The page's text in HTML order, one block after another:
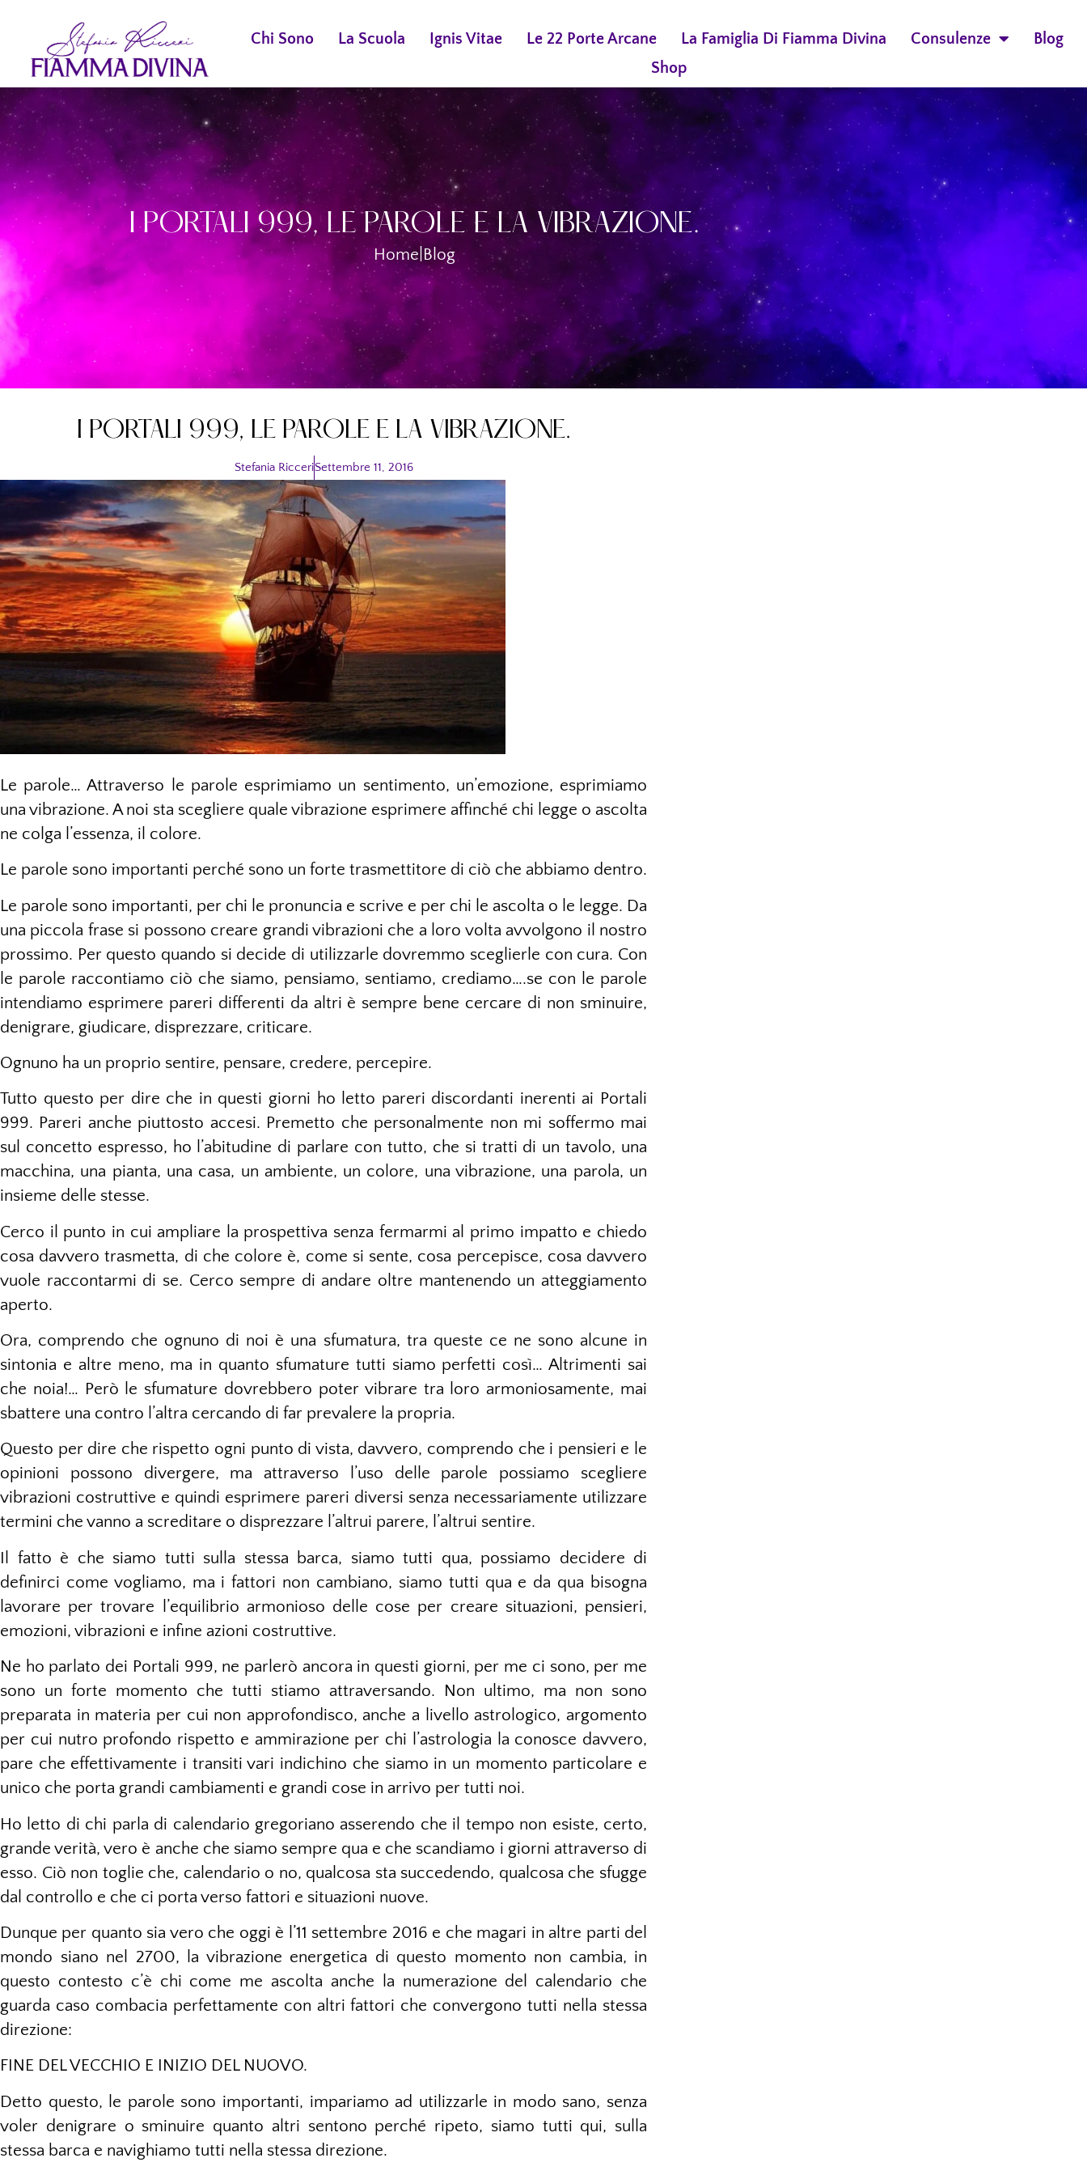
Chi Sono La Scuola Ignis Vitae Le 22 Porte Arcane La Famiglia Di Fiamma Divina Consulenze
Blog
Shop
I PORTALI 999, LE PAROLE E LA VIBRAZIONE.
Home Blog
I PORTALI 999, LE PAROLE E LA VIBRAZIONE.
Stefania RicceriSettembre 11, 2016
Le parole… Attraverso le parole esprimiamo un sentimento, un’emozione, esprimiamo
una vibrazione. A noi sta scegliere quale vibrazione esprimere affinché chi legge o ascolta
ne colga l’essenza, il colore.
Le parole sono importanti perché sono un forte trasmettitore di ciò che abbiamo dentro.
Le parole sono importanti, per chi le pronuncia e scrive e per chi le ascolta o le legge. Da
una piccola frase si possono creare grandi vibrazioni che a loro volta avvolgono il nostro
prossimo. Per questo quando si decide di utilizzarle dovremmo sceglierle con cura. Con
le parole raccontiamo ciò che siamo, pensiamo, sentiamo, crediamo….se con le parole
intendiamo esprimere pareri differenti da altri è sempre bene cercare di non sminuire,
denigrare, giudicare, disprezzare, criticare.
Ognuno ha un proprio sentire, pensare, credere, percepire.
Tutto questo per dire che in questi giorni ho letto pareri discordanti inerenti ai Portali
999. Pareri anche piuttosto accesi. Premetto che personalmente non mi soffermo mai
sul concetto espresso, ho l’abitudine di parlare con tutto, che si tratti di un tavolo, una
macchina, una pianta, una casa, un ambiente, un colore, una vibrazione, una parola, un
insieme delle stesse.
Cerco il punto in cui ampliare la prospettiva senza fermarmi al primo impatto e chiedo
cosa davvero trasmetta, di che colore è, come si sente, cosa percepisce, cosa davvero
vuole raccontarmi di se. Cerco sempre di andare oltre mantenendo un atteggiamento
aperto.
Ora, comprendo che ognuno di noi è una sfumatura, tra queste ce ne sono alcune in
sintonia e altre meno, ma in quanto sfumature tutti siamo perfetti così… Altrimenti sai
che noia!… Però le sfumature dovrebbero poter vibrare tra loro armoniosamente, mai
sbattere una contro l’altra cercando di far prevalere la propria.
Questo per dire che rispetto ogni punto di vista, davvero, comprendo che i pensieri e le
opinioni possono divergere, ma attraverso l’uso delle parole possiamo scegliere
vibrazioni costruttive e quindi esprimere pareri diversi senza necessariamente utilizzare
termini che vanno a screditare o disprezzare l’altrui parere, l’altrui sentire.
Il fatto è che siamo tutti sulla stessa barca, siamo tutti qua, possiamo decidere di
definirci come vogliamo, ma i fattori non cambiano, siamo tutti qua e da qua bisogna
lavorare per trovare l’equilibrio armonioso delle cose per creare situazioni, pensieri,
emozioni, vibrazioni e infine azioni costruttive.
Ne ho parlato dei Portali 999, ne parlerò ancora in questi giorni, per me ci sono, per me
sono un forte momento che tutti stiamo attraversando. Non ultimo, ma non sono
preparata in materia per cui non approfondisco, anche a livello astrologico, argomento
per cui nutro profondo rispetto e ammirazione per chi l’astrologia la conosce davvero,
pare che effettivamente i transiti vari indichino che siamo in un momento particolare e
unico che porta grandi cambiamenti e grandi cose in arrivo per tutti noi.
Ho letto di chi parla di calendario gregoriano asserendo che il tempo non esiste, certo,
grande verità, vero è anche che siamo sempre qua e che scandiamo i giorni attraverso di
esso. Ciò non toglie che, calendario o no, qualcosa sta succedendo, qualcosa che sfugge
dal controllo e che ci porta verso fattori e situazioni nuove.
Dunque per quanto sia vero che oggi è l’11 settembre 2016 e che magari in altre parti del
mondo siano nel 2700, la vibrazione energetica di questo momento non cambia, in
questo contesto c’è chi come me ascolta anche la numerazione del calendario che
guarda caso combacia perfettamente con altri fattori che convergono tutti nella stessa
direzione:
FINE DEL VECCHIO E INIZIO DEL NUOVO.
Detto questo, le parole sono importanti, impariamo ad utilizzarle in modo sano, senza
voler denigrare o sminuire quanto altri sentono perché ripeto, siamo tutti qui, sulla
stessa barca e navighiamo tutti nella stessa direzione.